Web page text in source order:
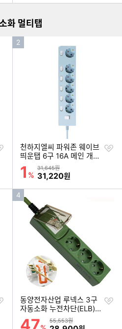
화 멀티탭
인
2
천하지엘씨 파워존 웨이브
띄운탭 6구 16A 메인 개별
스위치 자동소화 멀티탭
(0.5m)
할인률
1 %
상품금액
31,645원
할인금액
31,220원
찜
인
4
동양전자산업 루넥스 3구
자동소화 누전차단(ELB)
고용량 멀티탭 카키 (3m)
할인률
47 상품금액
55,553원
찜